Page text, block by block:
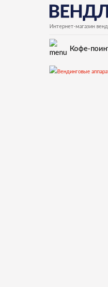
Интернет-магазин
Кофе-